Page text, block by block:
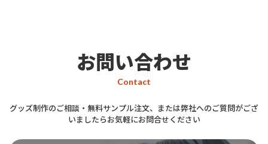
お問い合わせ
Contact
グッズ制作のご相談・無料サンプル注文、または弊社へのご質問がござ
いましたらお気軽にお問合せください